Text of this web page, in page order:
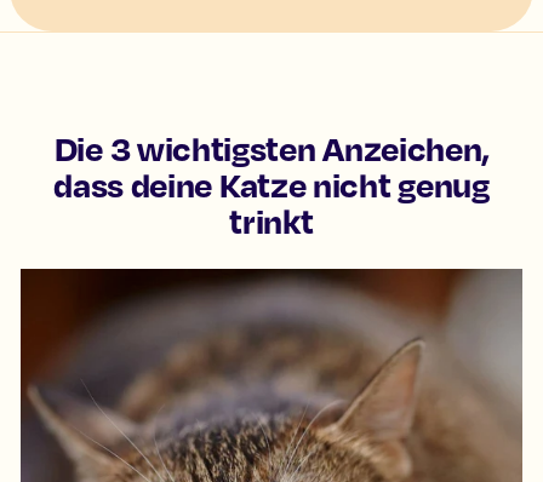
Die 3 wichtigsten Anzeichen,
dass deine Katze nicht genug
trinkt